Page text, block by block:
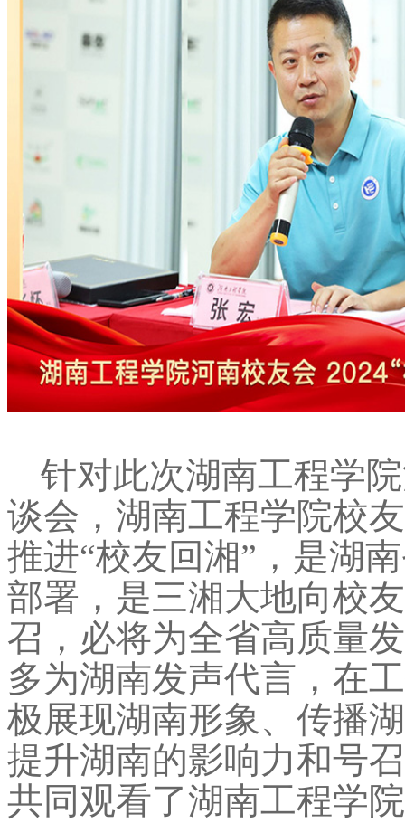
针对此次湖南工程学
谈会，湖南工程学院校
推进“校友回湘”，是湖
部署，是三湘大地向校
召，必将为全省高质量
多为湖南发声代言，在
极展现湖南形象、传播
提升湖南的影响力和号
共同观看了湖南工程学